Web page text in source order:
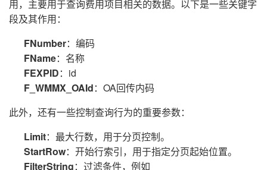
用，主要用于查询费用项目相关的数据。以下是一些关键字
段及其作用：
FNumber：编码
FName：名称
FEXPID：id
F_WMMX_OAId：OA回传内码
此外，还有一些控制查询行为的重要参数：
Limit：最大行数，用于分页控制。
StartRow：开始行索引，用于指定分页起始位置。
FilterString：过滤条件，例如